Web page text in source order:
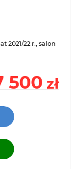
2021/22 r., salon
500 zł